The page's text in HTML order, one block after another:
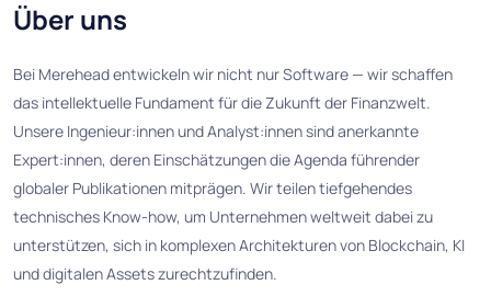
Über uns
Bei Merehead entwickeln wir nicht nur Software — wir schaffen
das intellektuelle Fundament für die Zukunft der Finanzwelt.
Unsere Ingenieur:innen und Analyst:innen sind anerkannte
Expert:innen, deren Einschätzungen die Agenda führender
globaler Publikationen mitprägen. Wir teilen tiefgehendes
technisches Know-how, um Unternehmen weltweit dabei zu
unterstützen, sich in komplexen Architekturen von Blockchain, KI
und digitalen Assets zurechtzufinden.